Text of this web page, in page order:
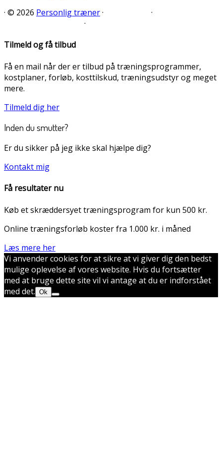
· © 2026 Personlig træner·
·
·
Tilmeld og få tilbud
Få en mail når der er tilbud på træningsprogrammer,
kostplaner, forløb, kosttilskud, træningsudstyr og meget
mere.
Tilmeld dig her
Inden du smutter?
Er du sikker på jeg ikke skal hjælpe dig?
Kontakt mig
Få resultater nu
Køb et skræddersyet træningsprogram for kun 500 kr.
Online træningsforløb koster fra 1.000 kr. i måned
Læs mere her
Vi anvender cookies for at sikre at vi giver dig den bedst
mulige oplevelse af vores website. Hvis du fortsætter
med at bruge dette site vil vi antage at du er indforstået
med det. Ok